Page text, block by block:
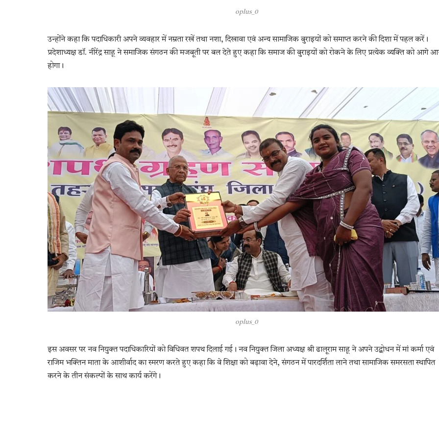
oplus_0
उन्होंने कहा कि पदाधिकारी अपने व्यवहार में नम्रता रखें तथा नशा, दिखावा एवं अन्य सामाजिक बुराइयों को समाप्त करने की दिशा में पहल करें।
प्रदेशाध्यक्ष डॉ. नीरेंद्र साहू ने समाजिक संगठन की मजबूती पर बल देते हुए कहा कि समाज की बुराइयों को रोकने के लिए प्रत्येक व्यक्ति को आगे
होगा।
oplus_0
इस अवसर पर नव नियुक्त पदाधिकारियों को विधिवत शपथ दिलाई गई। नव नियुक्त जिला अध्यक्ष श्री ढालूराम साहू ने अपने उद्बोधन में मां कर्मा एवं
राजिम भक्तिन माता के आशीर्वाद का स्मरण करते हुए कहा कि वे शिक्षा को बढ़ावा देने, संगठन में पारदर्शिता लाने तथा सामाजिक समरसता स्थापित
करने के तीन संकल्पों के साथ कार्य करेंगे।